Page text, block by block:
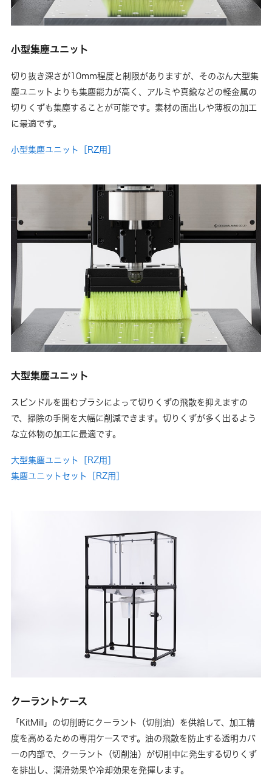
小型集塵ユニット
切り抜き深さが10mm程度と制限がありますが、そのぶん大型集
塵ユニットよりも集塵能力が高く、アルミや真鍮などの軽金属の
切りくずも集塵することが可能です。素材の面出しや薄板の加工
に最適です。
小型集塵ユニット［RZ用］
大型集塵ユニット
スピンドルを囲むブラシによって切りくずの飛散を抑えますの
で、掃除の手間を大幅に削減できます。切りくずが多く出るよう
な立体物の加工に最適です。
大型集塵ユニット［RZ用］
集塵ユニットセット［RZ用］
クーラントケース
「KitMill」の切削時にクーラント（切削油）を供給して、加工精
度を高めるための専用ケースです。油の飛散を防止する透明カバ
ーの内部で、クーラント（切削油）が切削中に発生する切りくず
を排出し、潤滑効果や冷却効果を発揮します。